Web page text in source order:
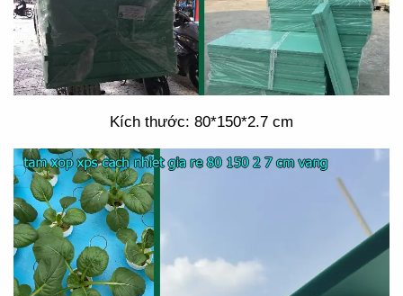
Kích thước: 80*150*2.7 cm